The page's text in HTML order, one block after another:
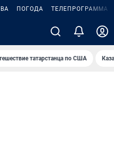
ПОГОДА ТЕЛЕПРОГРАММА
татарстанца по США